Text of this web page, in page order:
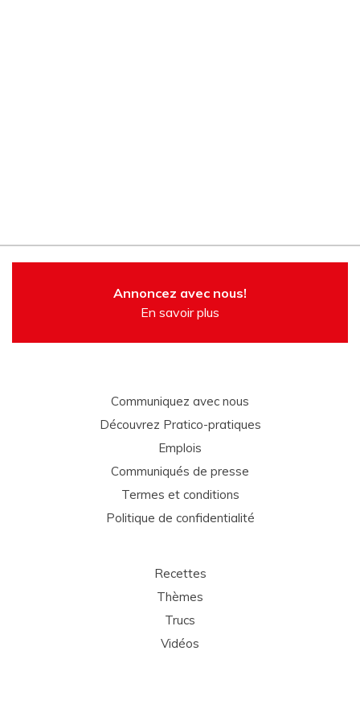
Annoncez avec nous!
En savoir plus
Communiquez avec nous
Découvrez Pratico-pratiques
Emplois
Communiqués de presse
Termes et conditions
Politique de confidentialité
Recettes
Thèmes
Trucs
Vidéos